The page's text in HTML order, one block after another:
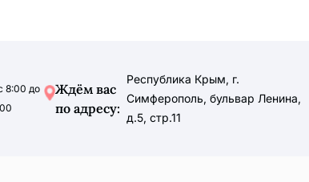
8:00 до
Ждём вас
по адресу:
Республика Крым, г.
Симферополь, бульвар Ленина,
д.5, стр.11